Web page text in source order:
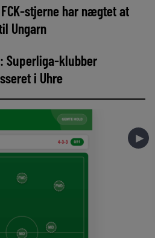
FCK-stjerne har nægtet at
Ungarn
Superliga-klubber
i Uhre
►